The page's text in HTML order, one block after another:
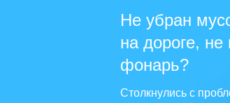
Не убран
на дороге, не
фонарь?
Столкнулись с